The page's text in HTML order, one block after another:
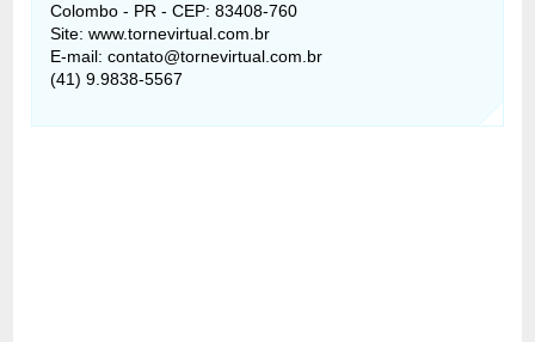
Colombo - PR - CEP: 83408-760
Site: www.tornevirtual.com.br
E-mail: contato@tornevirtual.com.br
(41) 9.9838-5567